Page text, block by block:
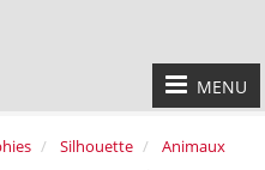
MENU
Silhouette
Animaux